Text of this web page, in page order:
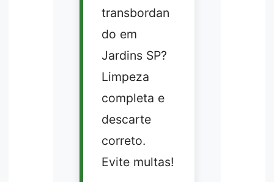
transbordan
do em
Jardins SP?
Limpeza
completa e
descarte
correto.
Evite multas!